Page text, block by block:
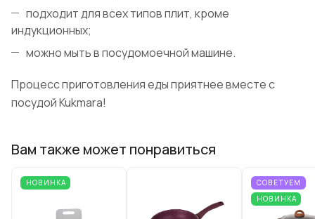
подходит для всех типов плит, кроме
индукционных;
можно мыть в посудомоечной машине.
Процесс приготовления еды приятнее вместе с
посудой Kukmara!
Вам также может понравиться
НОВИНКА
СОВЕТУЕМ
НОВИНКА